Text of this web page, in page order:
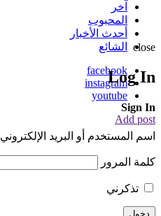
آخر
المحبوب
أحدث الأخبار
الشائع
facebook
instagram
youtube
Add post
close
Log In
Sign In
اسم المستخدم أو البريد الإلكتروني
كلمة المرور
تذكرني